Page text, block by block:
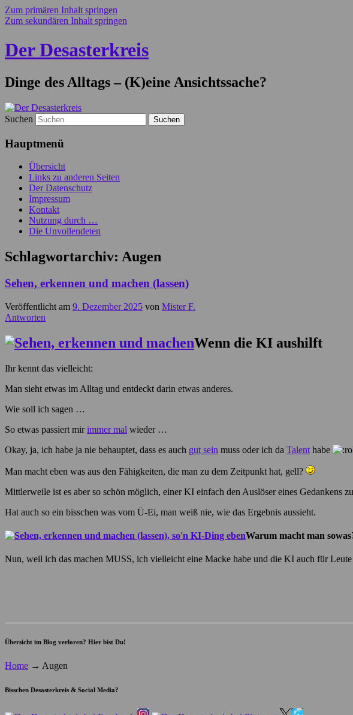
Zum primären Inhalt springen
Zum sekundären Inhalt springen
Der Desasterkreis
Dinge des Alltags – (K)eine Ansichtssache?
Suchen
Hauptmenü
Übersicht
Links zu anderen Seiten
Der Datenschutz
Impressum
Kontakt
Nutzung durch …
Die Unvollendeten
Schlagwortarchiv: Augen
Sehen, erkennen und machen (lassen)
Veröffentlicht am 9. Dezember 2025 von Mister F.
Antworten
Wenn die KI aushilft
Ihr kennt das vielleicht:
Man sieht etwas im Alltag und entdeckt darin etwas anderes.
Wie soll ich sagen …
So etwas passiert mirimmer mal wieder …
Okay, ja, ich habe ja nie behauptet, dass es auch gut sein muss oder ich da Talent habe
Man macht eben was aus den Fähigkeiten, die man zu dem Zeitpunkt hat, gell?
Mittlerweile ist es aber so schön möglich, einer KI einfach den Auslöser eines Gedankens
Hat auch so ein bisschen was vom Ü-Ei, man weiß nie, wie das Ergebnis aussieht.
Warum macht man
Nun, weil ich das machen MUSS, ich vielleicht eine Macke habe und die KI auch für
Übersicht im Blog verloren? Hier bist Du!
Home → Augen
Bisschen Desasterkreis & Social Media?